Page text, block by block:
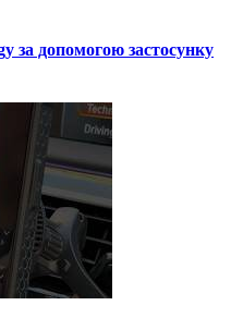
за допомогою застосунку